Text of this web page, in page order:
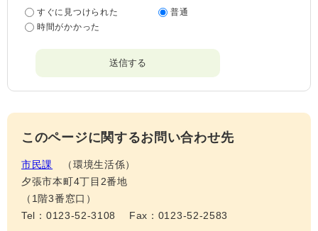
すぐに見つけられた
普通
時間がかかった
このページに関するお問い合わせ先
市民課
環境生活係
夕張市本町4丁目2番地
（1階3番窓口）
Tel：0123-52-3108
Fax：0123-52-2583